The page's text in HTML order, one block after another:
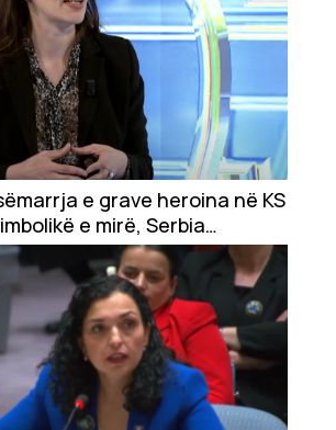
e grave heroina në KS
e mirë, Serbia